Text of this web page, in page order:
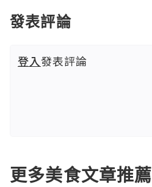
發表評論
登入發表評論
更多美食文章推薦